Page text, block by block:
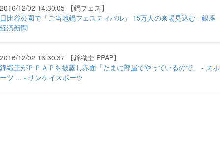
2016/12/02 14:30:05 【鍋フェス】
日比谷公園で「ご当地鍋フェスティバル」 15万人の来場見込む - 銀座
経済新聞
2016/12/02 13:30:37 【錦織圭 PPAP】
錦織圭がＰＰＡＰを披露し赤面「たまに部屋でやっているので」 - スポ
ーツ ... - サンケイスポーツ